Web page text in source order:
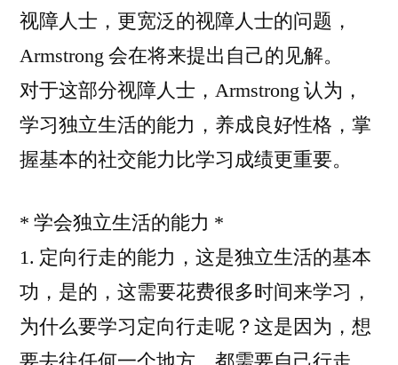
教
育？
视障人士，更宽泛的视障人士的问题，
Armstrong 会在将来提出自己的见解。
对于这部分视障人士，Armstrong 认为，
学习独立生活的能力，养成良好性格，掌
握基本的社交能力比学习成绩更重要。
* 学会独立生活的能力 *
1. 定向行走的能力，这是独立生活的基本
功，是的，这需要花费很多时间来学习，
为什么要学习定向行走呢？这是因为，想